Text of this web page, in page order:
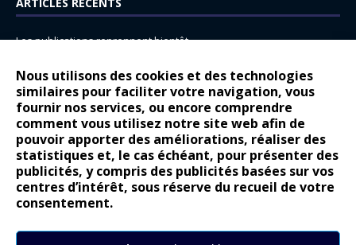
Nous utilisons des cookies et des technologies
similaires pour faciliter votre navigation, vous
fournir nos services, ou encore comprendre
comment vous utilisez notre site web afin de
pouvoir apporter des améliorations, réaliser des
statistiques et, le cas échéant, pour présenter des
publicités, y compris des publicités basées sur vos
centres d’intérêt, sous réserve du recueil de votre
consentement.
Les publications reprennent bientôt…
14 juillet : nouveau film de marque pour Citroën
Renault Espace : voyage, voyage…
Peugeot E-208 GTi : naissance d’une légende
COMMENTAIRES RÉCENTS
Bernard Dardartdans
Gilly